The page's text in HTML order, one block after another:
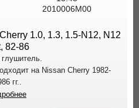
2010006M00
1.0, 1.3, 1.5-N12, N12
82-86
на Nissan Cherry 1982-
гг..